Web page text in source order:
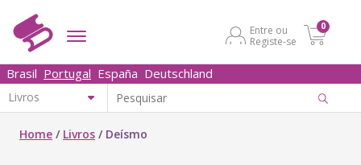
Entre ou
Registe-se
0
Brasil Portugal España Deutschland
Home / Livros / Deísmo